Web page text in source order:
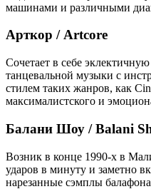
машинами и различными
Арткор / Artcore
Сочетает в себе
танцевальной музыки с
стилем таких жанров, как
максималистского и
Балани Шоу / Balani
Возник в конце 1990-х в
ударов в минуту и ​​заметно
нарезанные сэмплы